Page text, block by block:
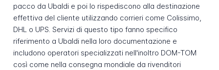
pacco da Ubaldi e poi lo rispediscono alla destinazione
effettiva del cliente utilizzando corrieri come Colissimo,
DHL o UPS. Servizi di questo tipo fanno specifico
riferimento a Ubaldi nella loro documentazione e
includono operatori specializzati nell'inoltro DOM-TOM
così come nella consegna mondiale da rivenditori